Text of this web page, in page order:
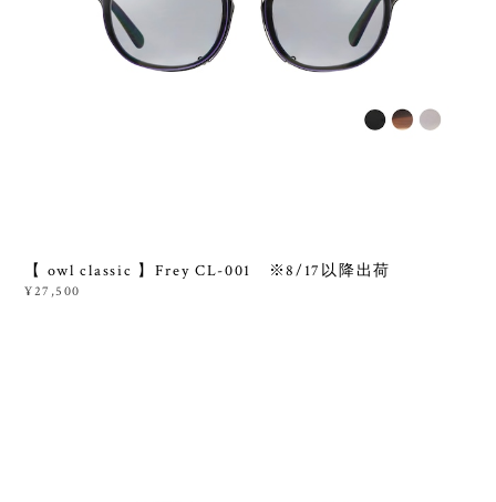
【 owl classic 】Frey CL-001 ※8/17以降出荷
¥27,500